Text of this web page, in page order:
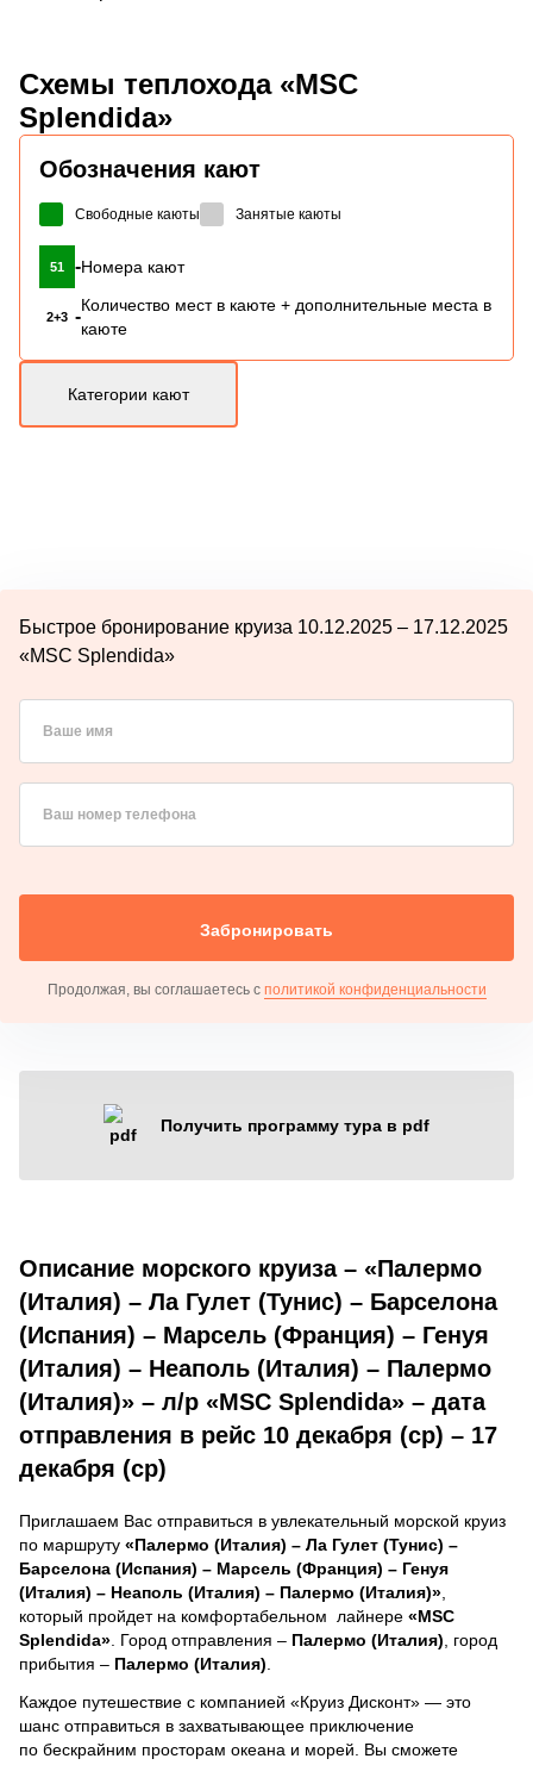
Схемы теплохода «MSC
Splendida»
Обозначения кают
Свободные каюты Занятые каюты
51 -Номера кают
2+3 -
Количество мест в каюте + дополнительные места в
каюте
Категории кают
Быстрое бронирование круиза 10.12.2025 – 17.12.2025
«MSC Splendida»
Ваше имя
Ваш номер телефона
Забронировать
Продолжая, вы соглашаетесь с политикой конфиденциальности
Получить программу тура в pdf
Описание морского круиза – «Палермо
(Италия) – Ла Гулет (Тунис) – Барселона
(Испания) – Марсель (Франция) – Генуя
(Италия) – Неаполь (Италия) – Палермо
(Италия)» – л/р «MSC Splendida» – дата
отправления в рейс 10 декабря (ср) – 17
декабря (ср)
Приглашаем Вас отправиться в увлекательный морской круиз
по маршруту «Палермо (Италия) – Ла Гулет (Тунис) –
Барселона (Испания) – Марсель (Франция) – Генуя
(Италия) – Неаполь (Италия) – Палермо (Италия)»
который пройдет на комфортабельном лайнере «MSC
Splendida» . Город отправления – Палермо (Италия) , город
прибытия – Палермо (Италия)
Каждое путешествие с компанией «Круиз Дисконт» — это
шанс отправиться в захватывающее приключение
по бескрайним просторам океана и морей. Вы сможете